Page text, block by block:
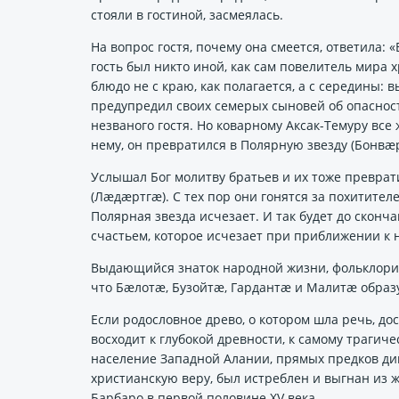
стояли в гостиной, засмеялась.
На вопрос гостя, почему она смеется,
гость был никто иной, как сам повелитель мира
блюдо не с краю, как полагается, а с середины:
предупредил своих семерых сыновей об
незваного гостя. Но коварному Аксак-Темуру
нему, он превратился в Полярную звезду
Услышал Бог молитву братьев и их тоже
(Лӕдӕртгӕ). С тех пор они гонятся за
Полярная звезда исчезает. И так будет до
счастьем, которое исчезает при приближении к
Выдающийся знаток народной жизни,
что Бӕлотӕ, Бузойтӕ, Гардантӕ и Малитӕ
Если родословное древо, о котором шла речь,
восходит к глубокой древности, к самому
население Западной Алании, прямых предков
христианскую веру, был истреблен и выгнан из